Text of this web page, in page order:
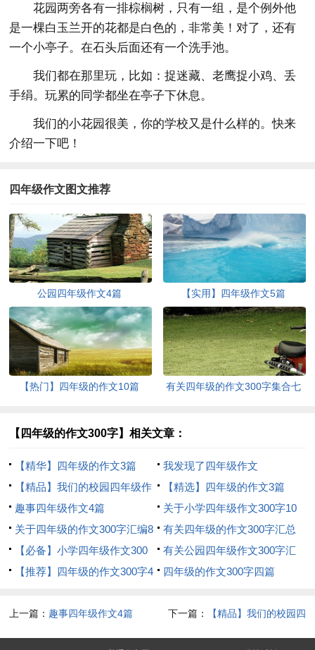
花园两旁各有一排棕榈树，只有一组，是个例外他
是一棵白玉兰开的花都是白色的，非常美！对了，还有
一个小亭子。在石头后面还有一个洗手池。
我们都在那里玩，比如：捉迷藏、老鹰捉小鸡、丢
手绢。玩累的同学都坐在亭子下休息。
我们的小花园很美，你的学校又是什么样的。快来
介绍一下吧！
四年级作文图文推荐
公园四年级作文4篇 【实用】四年级作文5篇
【热门】四年级的作文10篇
有关四年级的作文300字集合七
【四年级的作文300字】相关文章：
【精华】四年级的作文3篇
我发现了四年级作文
【精品】我们的校园四年级作
文300字9篇
【精选】四年级的作文3篇
趣事四年级作文4篇
关于小学四年级作文300字10
篇
关于四年级的作文300字汇编8
篇
有关四年级的作文300字汇总
十篇
【必备】小学四年级作文300
字合集9篇
有关公园四年级作文300字汇
编5篇
【推荐】四年级的作文300字4
四年级的作文300字四篇
上一篇： 趣事四年级作文4篇 下一篇：
【精品】我们的校园四
年级作文300字9篇